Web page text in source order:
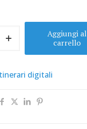
Aggiungi al
carrello
digitali